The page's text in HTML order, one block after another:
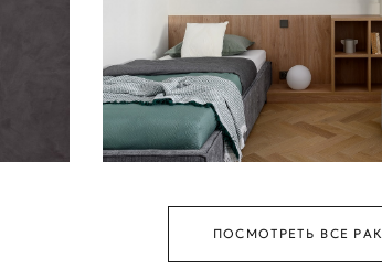
ПОСМОТРЕТЬ ВСЕ